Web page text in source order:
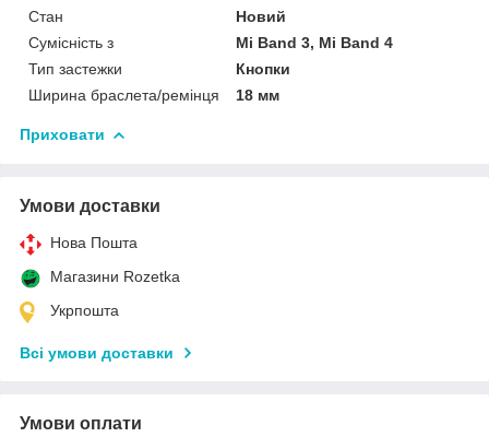
Стан
Новий
Сумісність з
Mi Band 3, Mi Band 4
Тип застежки
Кнопки
Ширина браслета/ремінця
18 мм
Приховати
Умови доставки
Нова Пошта
Магазини Rozetka
Укрпошта
Всі умови доставки
Умови оплати